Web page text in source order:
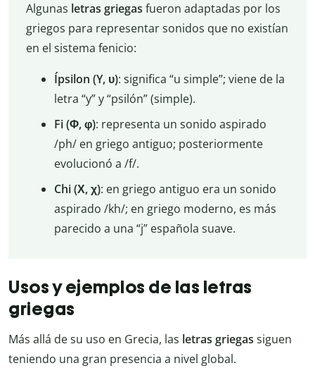
Algunas letras griegas fueron adaptadas por los
griegos para representar sonidos que no existían
en el sistema fenicio:
Ípsilon (Y, υ): significa “u simple”; viene de la
letra “y” y “psilón” (simple).
Fi (Φ, φ): representa un sonido aspirado
/ph/ en griego antiguo; posteriormente
evolucionó a /f/.
Chi (Χ, χ): en griego antiguo era un sonido
aspirado /kh/; en griego moderno, es más
parecido a una “j” española suave.
Usos y ejemplos de las letras
griegas
Más allá de su uso en Grecia, las letras griegas siguen
teniendo una gran presencia a nivel global.